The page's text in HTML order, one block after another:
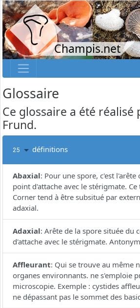
Champis.net
Glossaire
Ce glossaire a été réalisé
Frund.
25 définitions
Abaxial: Pour une spore, c'est l'arête
point d'attache avec le stérigmate.
Corner tend à être subsitué par
adaxial.
Adaxial: Arête de la spore située du
d'attache avec le stérigmate.
Affleurant: Qui se trouve au même
organes environnants. ne s'emploie
microscopie. Exemple : cystides
ne dépassant pas le sommet des